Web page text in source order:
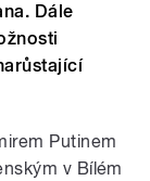
Dále
Putinem
v Bílém